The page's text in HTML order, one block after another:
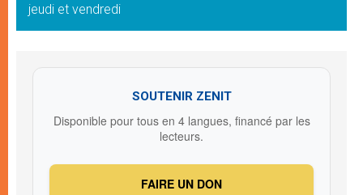
jeudi et vendredi
SOUTENIR ZENIT
Disponible pour tous en 4 langues, financé par les
lecteurs.
FAIRE UN DON